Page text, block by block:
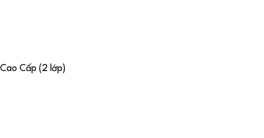
Cấp (2 lớp)